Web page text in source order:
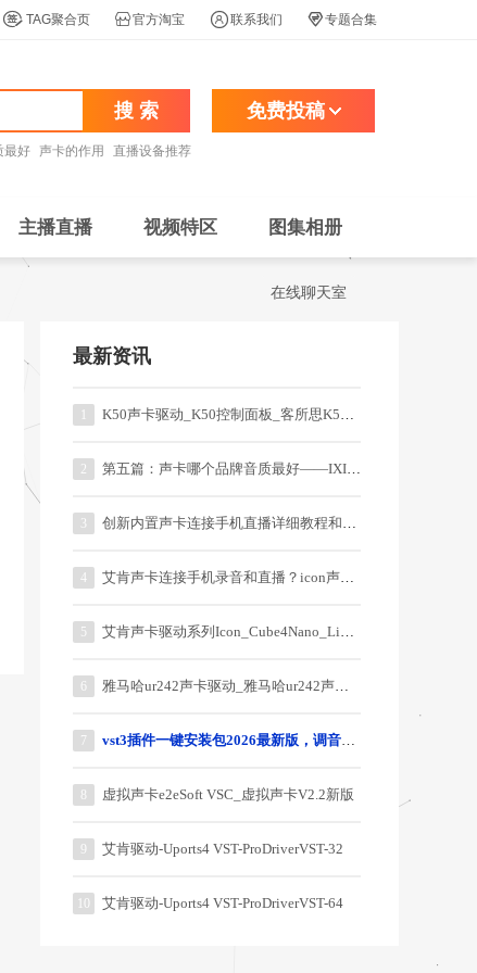
 TAG聚合页 官方淘宝 联系我们 专题合集
搜 索 免费投稿
最好 声卡的作用 直播设备推荐
主播直播 视频特区 图集相册
在线聊天室
最新资讯
K50声卡驱动_K50控制面板_客所思K50一键音效
2 第五篇：声卡哪个品牌音质最好——IXI系列的直播、录音声卡
3 创新内置声卡连接手机直播详细教程和说明
4 艾肯声卡连接手机录音和直播？icon声卡连接手机教程？
5 艾肯声卡驱动系列Icon_Cube4Nano_Live_3.0.0.5
6 雅马哈ur242声卡驱动_雅马哈ur242声卡驱动器
7 vst3插件一键安装包2026最新版，调音师御用64位插件
虚拟声卡e2eSoft VSC_虚拟声卡V2.2新版
9 艾肯驱动-Uports4 VST-ProDriverVST-32
艾肯驱动-Uports4 VST-ProDriverVST-64